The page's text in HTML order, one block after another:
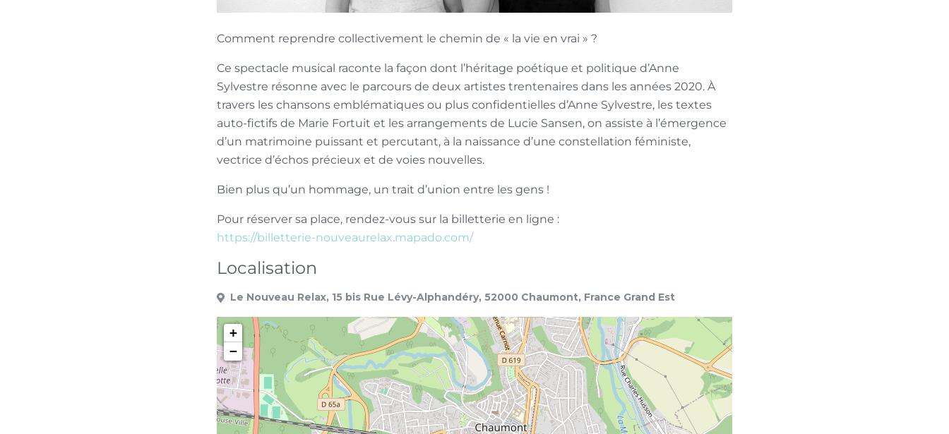
Comment reprendre collectivement le chemin de « la vie en vrai » ?
Ce spectacle musical raconte la façon dont l’héritage poétique et politique d’Anne
Sylvestre résonne avec le parcours de deux artistes trentenaires dans les années 2020. À
travers les chansons emblématiques ou plus confidentielles d’Anne Sylvestre, les textes
auto-fictifs de Marie Fortuit et les arrangements de Lucie Sansen, on assiste à l’émergence
d’un matrimoine puissant et percutant, à la naissance d’une constellation féministe,
vectrice d’échos précieux et de voies nouvelles.
Bien plus qu’un hommage, un trait d’union entre les gens !
Pour réserver sa place, rendez-vous sur la billetterie en ligne :
https://billetterie-nouveaurelax.mapado.com/
Localisation
Le Nouveau Relax, 15 bis Rue Lévy-Alphandéry, 52000 Chaumont, France Grand Est
+
−